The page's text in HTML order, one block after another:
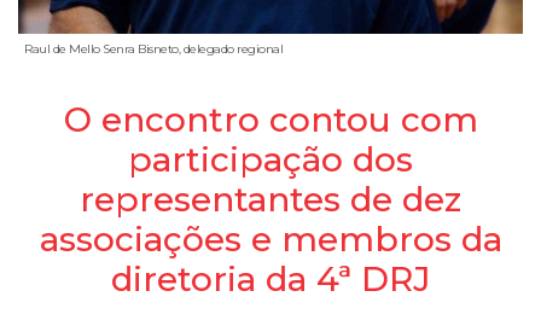
Raul de Mello Senra Bisneto, delegado regional
O encontro contou com
participação dos
representantes de dez
associações e membros da
diretoria da 4ª DRJ